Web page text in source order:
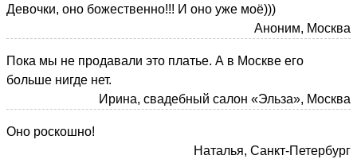
Девочки, оно божественно!!! И оно уже моё)))
Аноним, Москва
Пока мы не продавали это платье. А в Москве его
больше нигде нет.
Ирина, свадебный салон «Эльза», Москва
Оно роскошно!
Наталья, Санкт-Петербург